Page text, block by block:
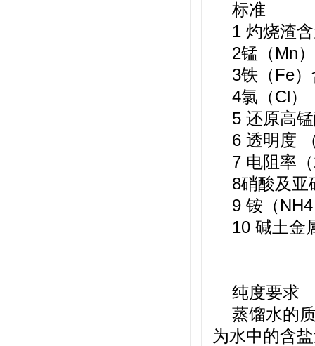
标准
1 灼烧渣
2锰（Mn
3铁（Fe
4氯（Cl）
5 还原高
6 透明度
7 电阻率
8硝酸及亚
9 铵（
10 碱土金
纯度要求
蒸馏水的
为水中的含